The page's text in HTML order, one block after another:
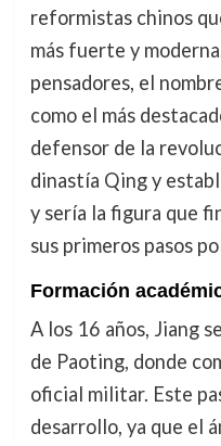
reformistas chinos
más fuerte y
pensadores, el
como el más
defensor de la
dinastía Qing y
y sería la figura que
sus primeros pasos
Formación
A los 16 años, Jiang
de Paoting, donde
oficial militar. Este
desarrollo, ya que el